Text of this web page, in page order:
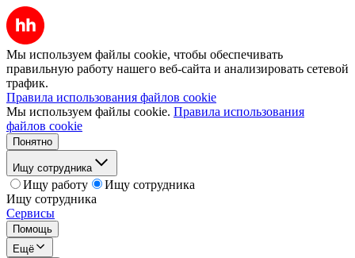
Мы используем файлы cookie, чтобы обеспечивать
правильную работу нашего веб-сайта и анализировать сетевой
трафик.
Правила использования файлов cookie
Мы используем файлы cookie. Правила использования
файлов cookie
Понятно
Ищу сотрудника
Ищу работу
Ищу сотрудника
Ищу сотрудника
Сервисы
Помощь
Ещё